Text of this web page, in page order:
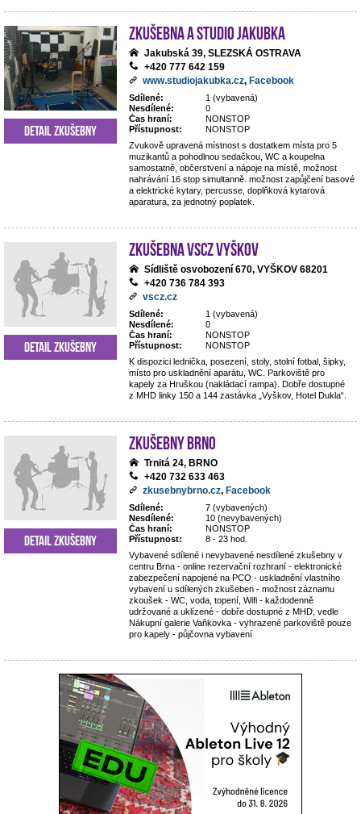
Zkušebna a studio Jakubka
Jakubská 39, SLEZSKÁ OSTRAVA
+420 777 642 159
www.studiojakubka.cz, Facebook
Sdílené:
1 (vybavená)
Nesdílené:
0
Čas hraní:
NONSTOP
Přístupnost:
NONSTOP
Zvukově upravená místnost s dostatkem místa pro 5
muzikantů a pohodlnou sedačkou, WC a koupelna
samostatně, občerstvení a nápoje na místě, možnost
nahrávání 16 stop simultanně. možnost zapůjčení basové
a elektrické kytary, percusse, doplňková kytarová
aparatura, za jednotný poplatek.
Detail zkušebny
Zkušebna VSCZ Vyškov
Sídliště osvobození 670, VYŠKOV 68201
+420 736 784 393
vscz.cz
Sdílené:
1 (vybavená)
Nesdílené:
0
Čas hraní:
NONSTOP
Přístupnost:
NONSTOP
K dispozici lednička, posezení, stoly, stolní fotbal, šipky,
místo pro uskladnění aparátu, WC. Parkoviště pro
kapely za Hruškou (nakládací rampa). Dobře dostupné
z MHD linky 150 a 144 zastávka „Vyškov, Hotel Dukla“.
Detail zkušebny
Zkušebny Brno
Trnitá 24, BRNO
+420 732 633 463
zkusebnybrno.cz, Facebook
Sdílené:
7 (vybavených)
Nesdílené:
10 (nevybavených)
Čas hraní:
NONSTOP
Přístupnost:
8 - 23 hod.
Vybavené sdílené i nevybavené nesdílené zkušebny v
centru Brna - online rezervační rozhraní - elektronické
zabezpečení napojené na PCO - uskladnění vlastního
vybavení u sdílených zkušeben - možnost záznamu
zkoušek - WC, voda, topení, Wifi - každodenně
udržované a uklízené - dobře dostupné z MHD, vedle
Nákupní galerie Vaňkovka - vyhrazené parkoviště pouze
pro kapely - půjčovna vybavení
Detail zkušebny